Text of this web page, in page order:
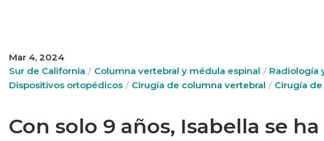
Mar 4, 2024
Sur de California
Columna vertebral y médula espinal Radiología
Dispositivos ortopédicos
Cirugía de columna vertebral Cirugía
Con solo 9 años, Isabella se